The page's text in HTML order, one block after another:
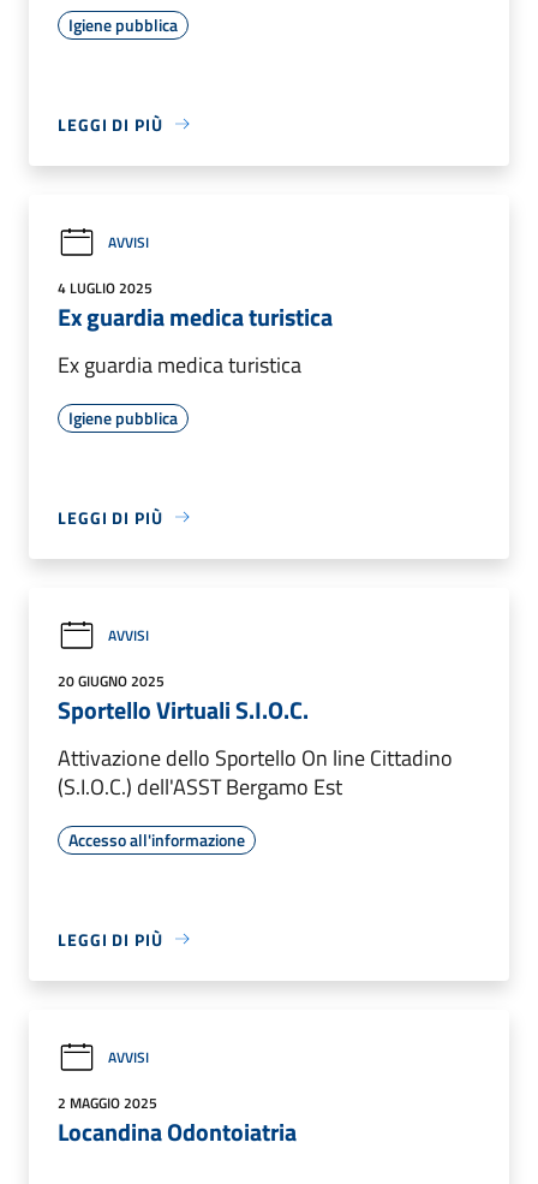
Igiene pubblica
LEGGI DI PIÙ
AVVISI
4 LUGLIO 2025
Ex guardia medica turistica
Ex guardia medica turistica
Igiene pubblica
LEGGI DI PIÙ
AVVISI
20 GIUGNO 2025
Sportello Virtuali S.I.O.C.
Attivazione dello Sportello On line Cittadino
(S.I.O.C.) dell'ASST Bergamo Est
Accesso all'informazione
LEGGI DI PIÙ
AVVISI
2 MAGGIO 2025
Locandina Odontoiatria